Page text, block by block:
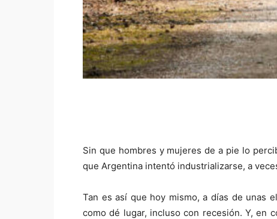
Sin que hombres y mujeres de a pie lo
que Argentina intentó industrializarse, a
Tan es así que hoy mismo, a días de unas
como dé lugar, incluso con recesión. Y, en